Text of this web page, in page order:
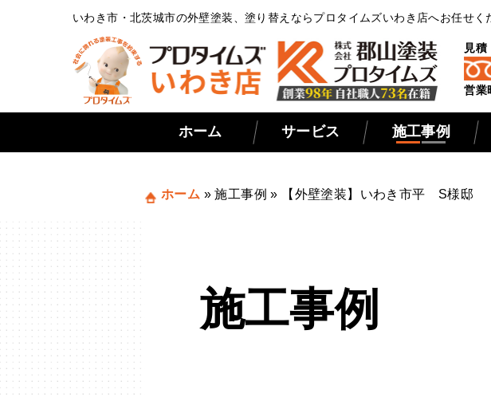
いわき市・北茨城市の外壁塗装、塗り替えならプロタイムズいわき店へお任せく
見
営業
ホーム サービス 施工事例
ホーム »施工事例 » 【外壁塗装】いわき市平 S様邸
施工事例